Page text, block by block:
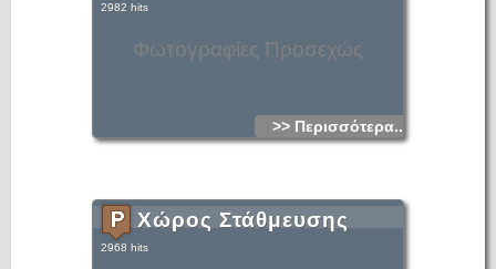
Φωτογραφίες Προσεχώς
2982 hits
>> Περισσότερα...
Χώρος Στάθμευσης
2968 hits